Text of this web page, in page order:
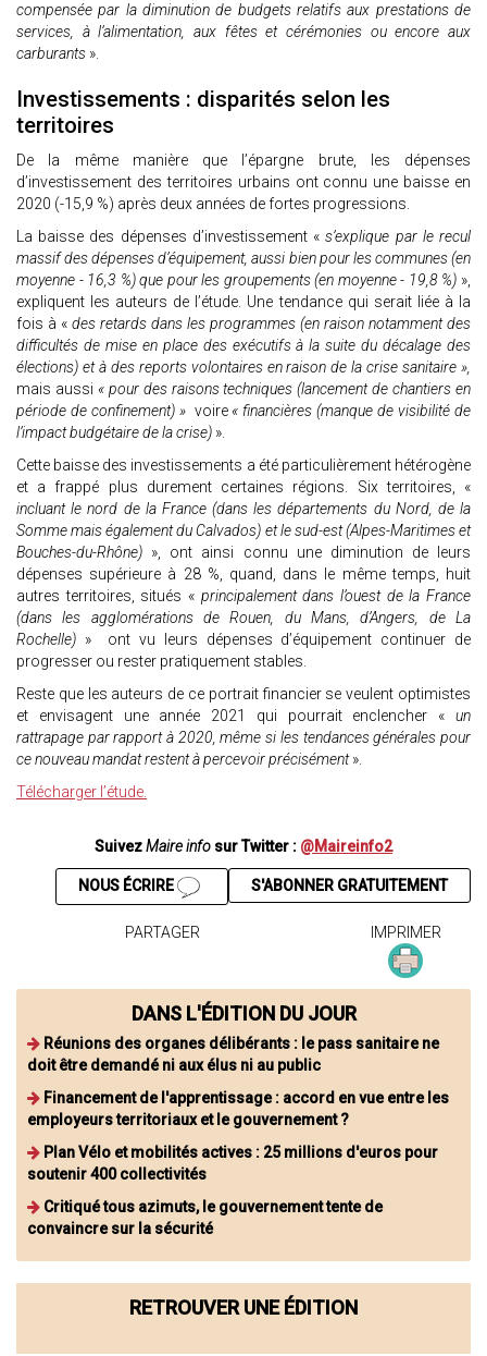
compensée par la diminution de budgets relatifs aux prestations de
services, à l’alimentation, aux fêtes et cérémonies ou encore aux
carburants ».
Investissements : disparités selon les
territoires
De la même manière que l’épargne brute, les dépenses
d’investissement des territoires urbains ont connu une baisse en
2020 (-15,9 %) après deux années de fortes progressions.
La baisse des dépenses d’investissement «s’explique par le recul
massif des dépenses d’équipement, aussi bien pour les communes (en
moyenne - 16,3 %) que pour les groupements (en moyenne - 19,8 %) »,
expliquent les auteurs de l’étude. Une tendance qui serait liée à la
fois à « des retards dans les programmes (en raison notamment des
difficultés de mise en place des exécutifs à la suite du décalage des
élections) et à des reports volontaires en raison de la crise sanitaire »,
mais aussi « pour des raisons techniques (lancement de chantiers en
période de confinement) » voire « financières (manque de visibilité de
l’impact budgétaire de la crise) ».
Cette baisse des investissements a été particulièrement hétérogène
et a frappé plus durement certaines régions. Six territoires, «
incluant le nord de la France (dans les départements du Nord, de la
Somme mais également du Calvados) et le sud-est (Alpes-Maritimes et
Bouches-du-Rhône) », ont ainsi connu une diminution de leurs
dépenses supérieure à 28 %, quand, dans le même temps, huit
autres territoires, situés « principalement dans l’ouest de la France
(dans les agglomérations de Rouen, du Mans, d’Angers, de La
Rochelle) » ont vu leurs dépenses d’équipement continuer de
progresser ou rester pratiquement stables.
Reste que les auteurs de ce portrait financier se veulent optimistes
et envisagent une année 2021 qui pourrait enclencher « un
rattrapage par rapport à 2020, même si les tendances générales pour
ce nouveau mandat restent à percevoir précisément».
Télécharger l’étude.
SuivezMaire info sur Twitter : @Maireinfo2
S'ABONNER GRATUITEMENT
NOUS ÉCRIRE
PARTAGER IMPRIMER
DANS L'ÉDITION DU JOUR
Réunions des organes délibérants : le pass sanitaire ne
doit être demandé ni aux élus ni au public
Financement de l'apprentissage : accord en vue entre les
employeurs territoriaux et le gouvernement ?
Plan Vélo et mobilités actives : 25 millions d'euros pour
soutenir 400 collectivités
Critiqué tous azimuts, le gouvernement tente de
convaincre sur la sécurité
RETROUVER UNE ÉDITION